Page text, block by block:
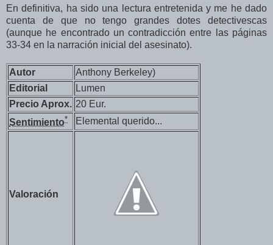
En definitiva, ha sido una lectura entretenida y me he dado
cuenta de que no tengo grandes dotes detectivescas
(aunque he encontrado un contradicción entre las páginas
33-34 en la narración inicial del asesinato).
Autor
Anthony Berkeley)
Editorial
Lumen
Precio Aprox. 20 Eur.
Sentimiento* Elemental querido...
Valoración